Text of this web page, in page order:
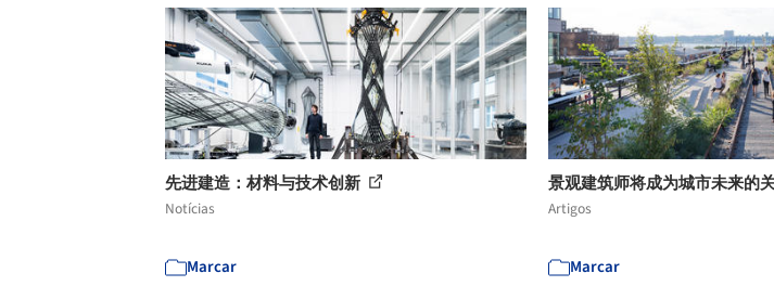
先进建造：材料与技术创新
Notícias
Marcar
景观建筑师将成为城市未来的
Artigos
Marcar